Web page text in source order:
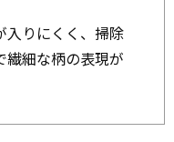
入りにくく、掃除
繊細な柄の表現が